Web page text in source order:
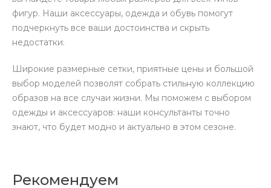
фигур. Наши аксессуары, одежда и обувь помогут
подчеркнуть все ваши достоинства и скрыть
недостатки.
Широкие размерные сетки, приятные цены и большой
выбор моделей позволят собрать стильную коллекцию
образов на все случаи жизни. Мы поможем с выбором
одежды и аксессуаров: наши консультанты точно
знают, что будет модно и актуально в этом сезоне.
Рекомендуем